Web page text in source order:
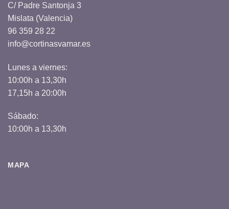
C/ Padre Santonja 3
Mislata (Valencia)
96 359 28 22
info@cortinasvamar.es
Lunes a viernes:
10:00h a 13,30h
17,15h a 20:00h
Sábado:
10:00h a 13,30h
MAPA